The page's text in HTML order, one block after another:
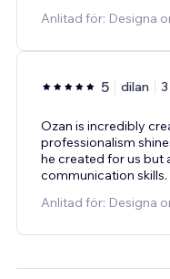
Anlitad för: Designa
5 dilan
Ozan is incredibly
professionalism
he created for us but
communication
Anlitad för: Designa